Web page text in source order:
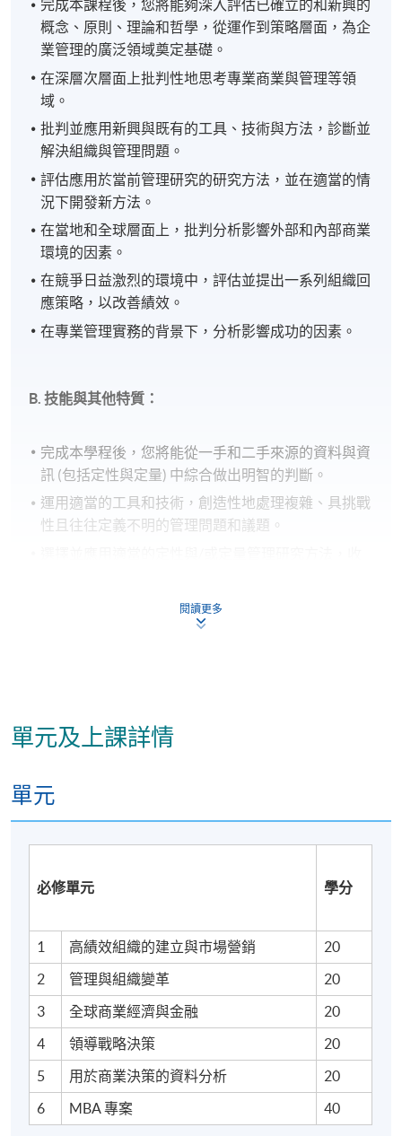
完成本課程後，您將能夠深入評估已確立的和新興的
概念、原則、理論和哲學，從運作到策略層面，為企
業管理的廣泛領域奠定基礎。
在深層次層面上批判性地思考專業商業與管理等領
域。
批判並應用新興與既有的工具、技術與方法，診斷並
解決組織與管理問題。
評估應用於當前管理研究的研究方法，並在適當的情
況下開發新方法。
在當地和全球層面上，批判分析影響外部和內部商業
環境的因素。
在競爭日益激烈的環境中，評估並提出一系列組織回
應策略，以改善績效。
在專業管理實務的背景下，分析影響成功的因素。
B. 技能與其他特質：
完成本學程後，您將能從一手和二手來源的資料與資
訊 (包括定性與定量) 中綜合做出明智的判斷。
運用適當的工具和技術，創造性地處理複雜、具挑戰
性且往往定義不明的管理問題和議題。
根據已建立的管理知識與實務，結合學術研究與工作
對各產業領域具有策略重要性的問題，並提出解決方
案。
限制的管理研究作業。
詳情
概覽
本課程定於香港資歷架構 (HKQF) 第 6 級 (指示性)。課
程包括 7 個單元，每個單元 20 學分，以及 1 個單元 40
學分，合共 180 學分。
閱讀更多
單元及上課詳情
單元
必修單元 學分
1 高績效組織的建立與市場營銷
20
2
管理與組織變革
20
3
全球商業經濟與金融
20
4
領導戰略決策
20
5
用於商業決策的資料分析
20
6
MBA 專案 40